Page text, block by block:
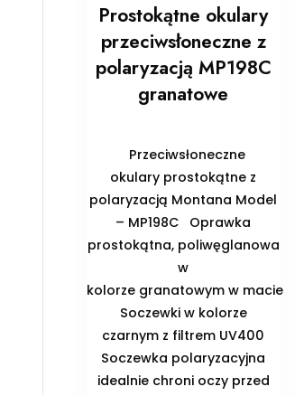
Prostokątne okulary
przeciwsłoneczne z
polaryzacją MP198C
granatowe
Przeciwsłoneczne
okulary prostokątne z
polaryzacją Montana Model
– MP198C Oprawka
prostokątna, poliwęglanowa
w
kolorze granatowym w macie
Soczewki w kolorze
czarnym z filtrem UV400
Soczewka polaryzacyjna
idealnie chroni oczy przed